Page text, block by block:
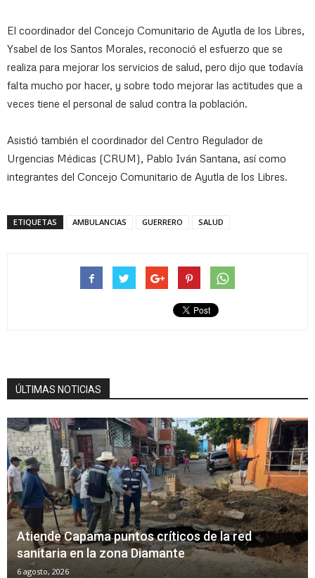
El coordinador del Concejo Comunitario de Ayutla de los Libres,
Ysabel de los Santos Morales, reconoció el esfuerzo que se
realiza para mejorar los servicios de salud, pero dijo que todavía
falta mucho por hacer, y sobre todo mejorar las actitudes que a
veces tiene el personal de salud contra la población.
Asistió también el coordinador del Centro Regulador de
Urgencias Médicas (CRUM), Pablo Iván Santana, así como
integrantes del Concejo Comunitario de Ayutla de los Libres.
ETIQUETAS AMBULANCIAS GUERRERO SALUD
ÚLTIMAS NOTICIAS
Atiende Capama puntos críticos de la red
sanitaria en la zona Diamante
6 agosto, 2026